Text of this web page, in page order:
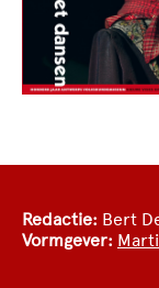
Redactie: Bert
Vormgever: